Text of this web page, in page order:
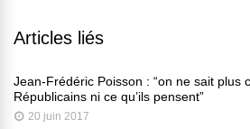
Articles liés
Jean-Frédéric Poisson : “on ne sait plus
Républicains ni ce qu’ils pensent”
20 juin 2017